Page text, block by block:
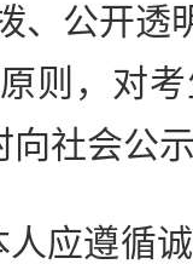
、公开透
则，对
向社会公
遵循诚